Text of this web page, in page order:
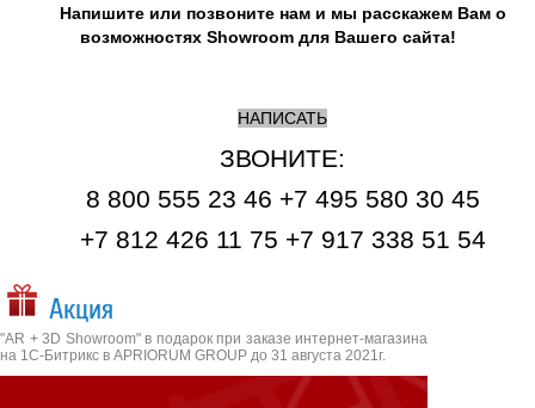
Напишите или позвоните нам и мы расскажем Вам о
возможностях Showroom для Вашего сайта!
НАПИСАТЬ
ЗВОНИТЕ:
8 800 555 23 46 +7 495 580 30 45
+7 812 426 11 75 +7 917 338 51 54
Акция
"AR + 3D Showroom" в подарок при заказе интернет-магазина
на 1С-Битрикс в APRIORUM GROUP до 31 августа 2021г.